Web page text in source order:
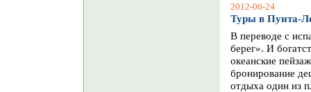
2012-06-24
Туры в Пунта-
В переводе с
берег». И
океанские
бронирование
отдыха один из